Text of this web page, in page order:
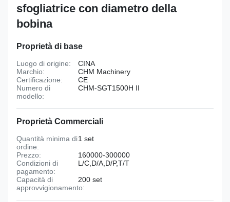
sfogliatrice con diametro della
bobina
Proprietà di base
Luogo di origine:
CINA
Marchio:
CHM Machinery
Certificazione:
CE
Numero di
modello:
CHM-SGT1500H II
Proprietà Commerciali
Quantità minima di
ordine:
1 set
Prezzo:
160000-300000
Condizioni di
pagamento:
L/C,D/A,D/P,T/T
Capacità di
approvvigionamento:
200 set